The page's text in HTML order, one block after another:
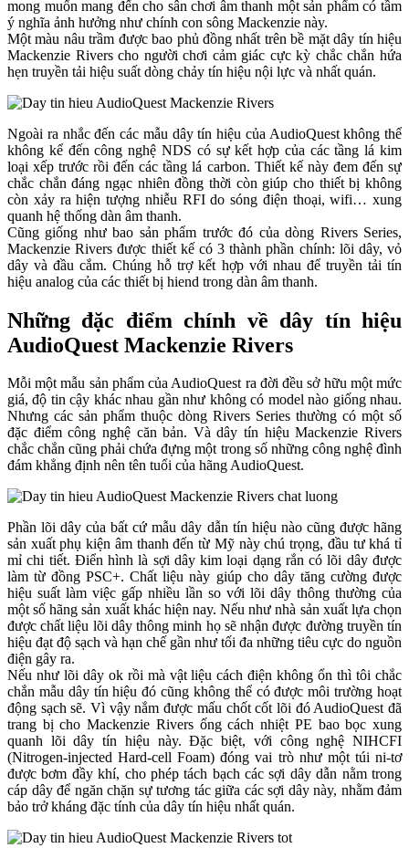
mong muốn mang đến cho sân chơi âm thanh một sản phẩm có tầm
ý nghĩa ảnh hưởng như chính con sông Mackenzie này.
Một màu nâu trầm được bao phủ đồng nhất trên bề mặt dây tín hiệu
Mackenzie Rivers cho người chơi cảm giác cực kỳ chắc chắn hứa
hẹn truyền tải hiệu suất dòng chảy tín hiệu nội lực và nhất quán.
Ngoài ra nhắc đến các mẫu dây tín hiệu của AudioQuest không thể
không kể đến công nghệ NDS có sự kết hợp của các tầng lá kim
loại xếp trước rồi đến các tầng lá carbon. Thiết kế này đem đến sự
chắc chắn đáng ngạc nhiên đồng thời còn giúp cho thiết bị không
còn xảy ra hiện tượng nhiễu RFI do sóng điện thoại, wifi… xung
quanh hệ thống dàn âm thanh.
Cũng giống như bao sản phẩm trước đó của dòng Rivers Series,
Mackenzie Rivers được thiết kế có 3 thành phần chính: lõi dây, vỏ
dây và đầu cắm. Chúng hỗ trợ kết hợp với nhau để truyền tải tín
hiệu analog của các thiết bị hiend trong dàn âm thanh.
Những đặc điểm chính về dây tín hiệu
AudioQuest Mackenzie Rivers
Mỗi một mẫu sản phẩm của AudioQuest ra đời đều sở hữu một mức
giá, độ tin cậy khác nhau gần như không có model nào giống nhau.
Nhưng các sản phẩm thuộc dòng Rivers Series thường có một số
đặc điểm công nghệ căn bản. Và dây tín hiệu Mackenzie Rivers
chắc chắn cũng phải chứa đựng một trong số những công nghệ đình
đám khẳng định nên tên tuổi của hãng AudioQuest.
Phần lõi dây của bất cứ mẫu dây dẫn tín hiệu nào cũng được hãng
sản xuất phụ kiện âm thanh đến từ Mỹ này chú trọng, đầu tư khá tỉ
mỉ chi tiết. Điển hình là sợi dây kim loại dạng rắn có lõi dây được
làm từ đồng PSC+. Chất liệu này giúp cho dây tăng cường được
hiệu suất làm việc gấp nhiều lần so với lõi dây thông thường của
một số hãng sản xuất khác hiện nay. Nếu như nhà sản xuất lựa chọn
được chất liệu lõi dây thông minh họ sẽ nhận được đường truyền tín
hiệu đạt độ sạch và hạn chế gần như tối đa những tiêu cực do nguồn
điện gây ra.
Nếu như lõi dây ok rồi mà vật liệu cách điện không ổn thì tôi chắc
chắn mẫu dây tín hiệu đó cũng không thể có được môi trường hoạt
động sạch sẽ. Vì vậy nắm được mấu chốt cốt lõi đó AudioQuest đã
trang bị cho Mackenzie Rivers ống cách nhiệt PE bao bọc xung
quanh lõi dây tín hiệu này. Đặc biệt, với công nghệ NIHCFI
(Nitrogen-injected Hard-cell Foam) đóng vai trò như một túi ni-tơ
được bơm đầy khí, cho phép tách bạch các sợi dây dẫn nằm trong
cáp dây để ngăn chặn sự tương tác giữa các sợi dây này, nhằm đảm
bảo trở kháng đặc tính của dây tín hiệu nhất quán.